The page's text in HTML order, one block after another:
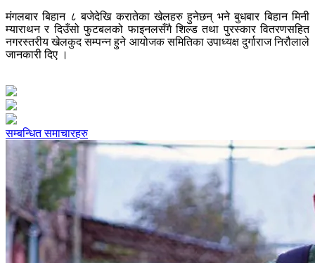
मंगलबार बिहान ८ बजेदेखि करातेका खेलहरु हुनेछन् भने बुधबार बिहान मिनी
म्याराथन र दिउँसो फुटबलको फाइनलसँगै शिल्ड तथा पुरस्कार वितरणसहित
नगरस्तरीय खेलकुद सम्पन्न हुने आयोजक समितिका उपाध्यक्ष दुर्गाराज निरौलाले
जानकारी दिए ।
सम्बन्धित समाचारहरु